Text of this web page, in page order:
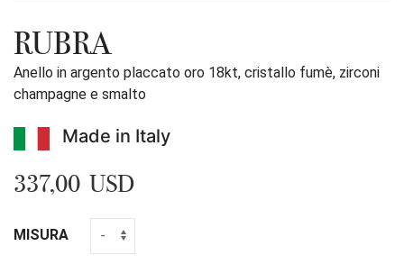
RUBRA
Anello in argento placcato oro 18kt, cristallo fumè, zirconi
champagne e smalto
Made in Italy
337,00 USD
MISURA